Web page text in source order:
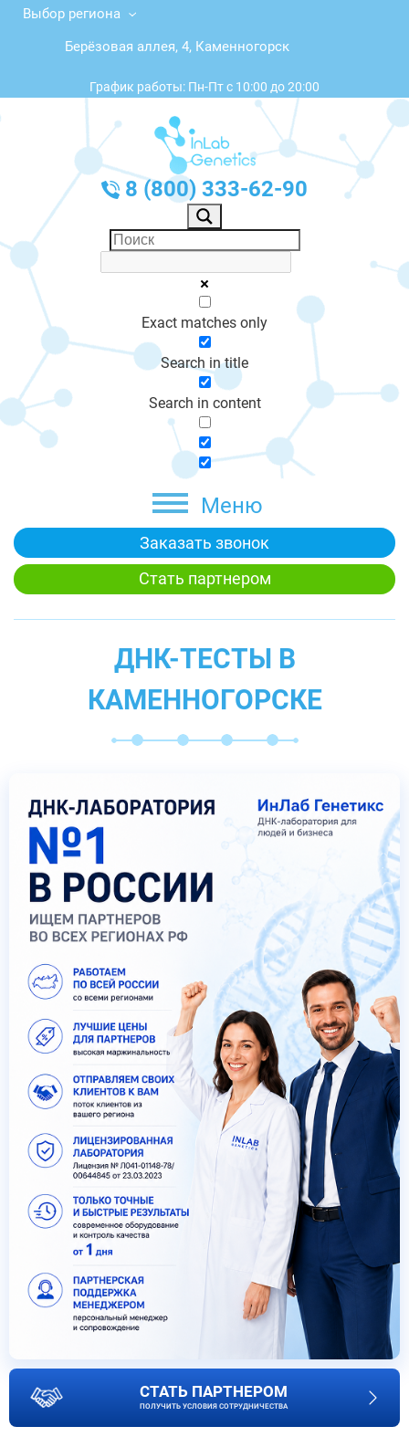
Выбор региона
Берёзовая аллея, 4, Каменногорск
График работы: Пн-Пт с 10:00 до 20:00
8 (800) 333-62-90
Exact matches only
Search in title
Search in content
Меню
Заказать звонок
Стать партнером
ДНК-ТЕСТЫ В
КАМЕННОГОРСКЕ
СТАТЬ ПАРТНЕРОМ
ПОЛУЧИТЬ УСЛОВИЯ СОТРУДНИЧЕСТВА